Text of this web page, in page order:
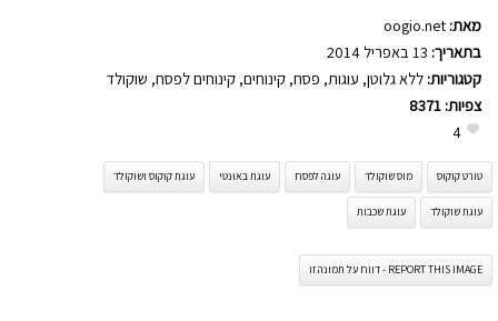
מאת: oogio.net
בתאריך:
קטגוריות: ללא גלוטן, עוגות, פסח, קינוחים, קינוחים לפסח, שוקולד
צפיות: 8371
4
טורט קוקוס מוס שוקולד עוגה לפסח עוגת באונטי עוגת קוקוס ושוקולד
עוגת שוקולד עוגת שכבות
REPORT THIS IMAGE - דווח על תמונה זו